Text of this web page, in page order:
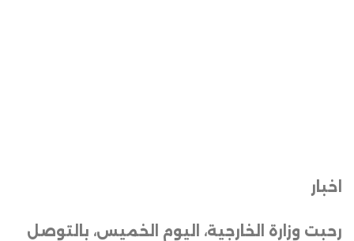
اخبار
رحبت وزارة الخارجية، اليوم الخميس، بالتوصل